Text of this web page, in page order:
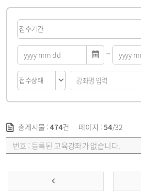
~
총게시물 :474건 페이지 :54/32
등록된 교육강좌가 없습니다.